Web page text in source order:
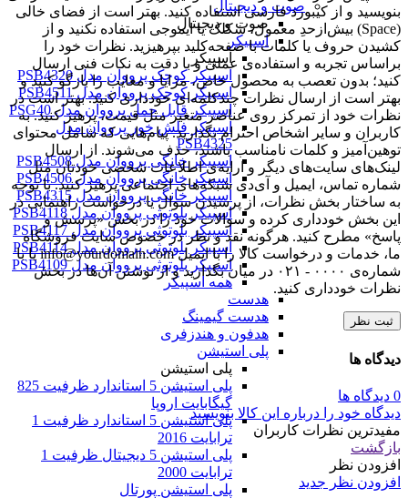
صوت و دیجیتال
صوت و دیجیتال
اسپیکر
اسپیکر
اسپیکر کوچک پرووان مدل PSB4320
اسپیکر کوچک پرووان مدل PSB4511
اسپیکر قابل حمل پرووان مدل PSG40
اسپیکر فلش خور پرووان مدل
PSB4325
اسپیکر خانگی پرووان مدل PSB4508
اسپیکر خانگی پرووان مدل PSB4506
اسپیکر خانگی پرووان مدل PSB4315
اسپیکر بلوتوثی پرووان مدل PSB4118
اسپیکر بلوتوثی پرووان مدل PSB4117
اسپیکر بلوتوثی پرووان مدل PSB4114
اسپیکر بلوتوثی پرووان مدل PSB4109
همه اسپیکر
هدست
هدست گیمینگ
هدفون و هندزفری
پلی استیشن
پلی استیشن
پلی استیشن 5 استاندارد ظرفیت 825
گیگابایت اروپا
پلی استیشن 5 استاندارد ظرفیت 1
ترابایت 2016
پلی استیشن 5 دیجیتال ظرفیت 1
ترابایت 2000
پلی استیشن پورتال
بنویسید و از کیبورد فارسی استفاده کنید. بهتر است از فضای خالی
(Space) بیش‌از‌حدِ معمول، شکلک یا ایموجی استفاده نکنید و از
کشیدن حروف یا کلمات با صفحه‌کلید بپرهیزید. نظرات خود را
براساس تجربه و استفاده‌ی عملی و با دقت به نکات فنی ارسال
کنید؛ بدون تعصب به محصول خاص، مزایا و معایب را بازگو کنید و
بهتر است از ارسال نظرات چندکلمه‌‌ای خودداری کنید. بهتر است در
نظرات خود از تمرکز روی عناصر متغیر مثل قیمت، پرهیز کنید. به
کاربران و سایر اشخاص احترام بگذارید. پیام‌هایی که شامل محتوای
توهین‌آمیز و کلمات نامناسب باشند، حذف می‌شوند. از ارسال
لینک‌های سایت‌های دیگر و ارایه‌ی اطلاعات شخصی خودتان مثل
شماره تماس، ایمیل و آی‌دی شبکه‌های اجتماعی پرهیز کنید. با توجه
به ساختار بخش نظرات، از پرسیدن سوال یا درخواست راهنمایی در
این بخش خودداری کرده و سوالات خود را در بخش «پرسش و
پاسخ» مطرح کنید. هرگونه نقد و نظر در خصوص سایت فروشگاه
ما، خدمات و درخواست کالا را با ایمیل info@yourdomain.com یا با
شماره‌ی ۰۰۰۰ - ۰۲۱ در میان بگذارید و از نوشتن آن‌ها در بخش
نظرات خودداری کنید.
ثبت نظر
دیدگاه ها
0 دیدگاه ها
دیدگاه خود را درباره این کالا بنویسید
مفیدترین نظرات کاربران
بازگشت
افزودن نظر
افزودن نظر جدید